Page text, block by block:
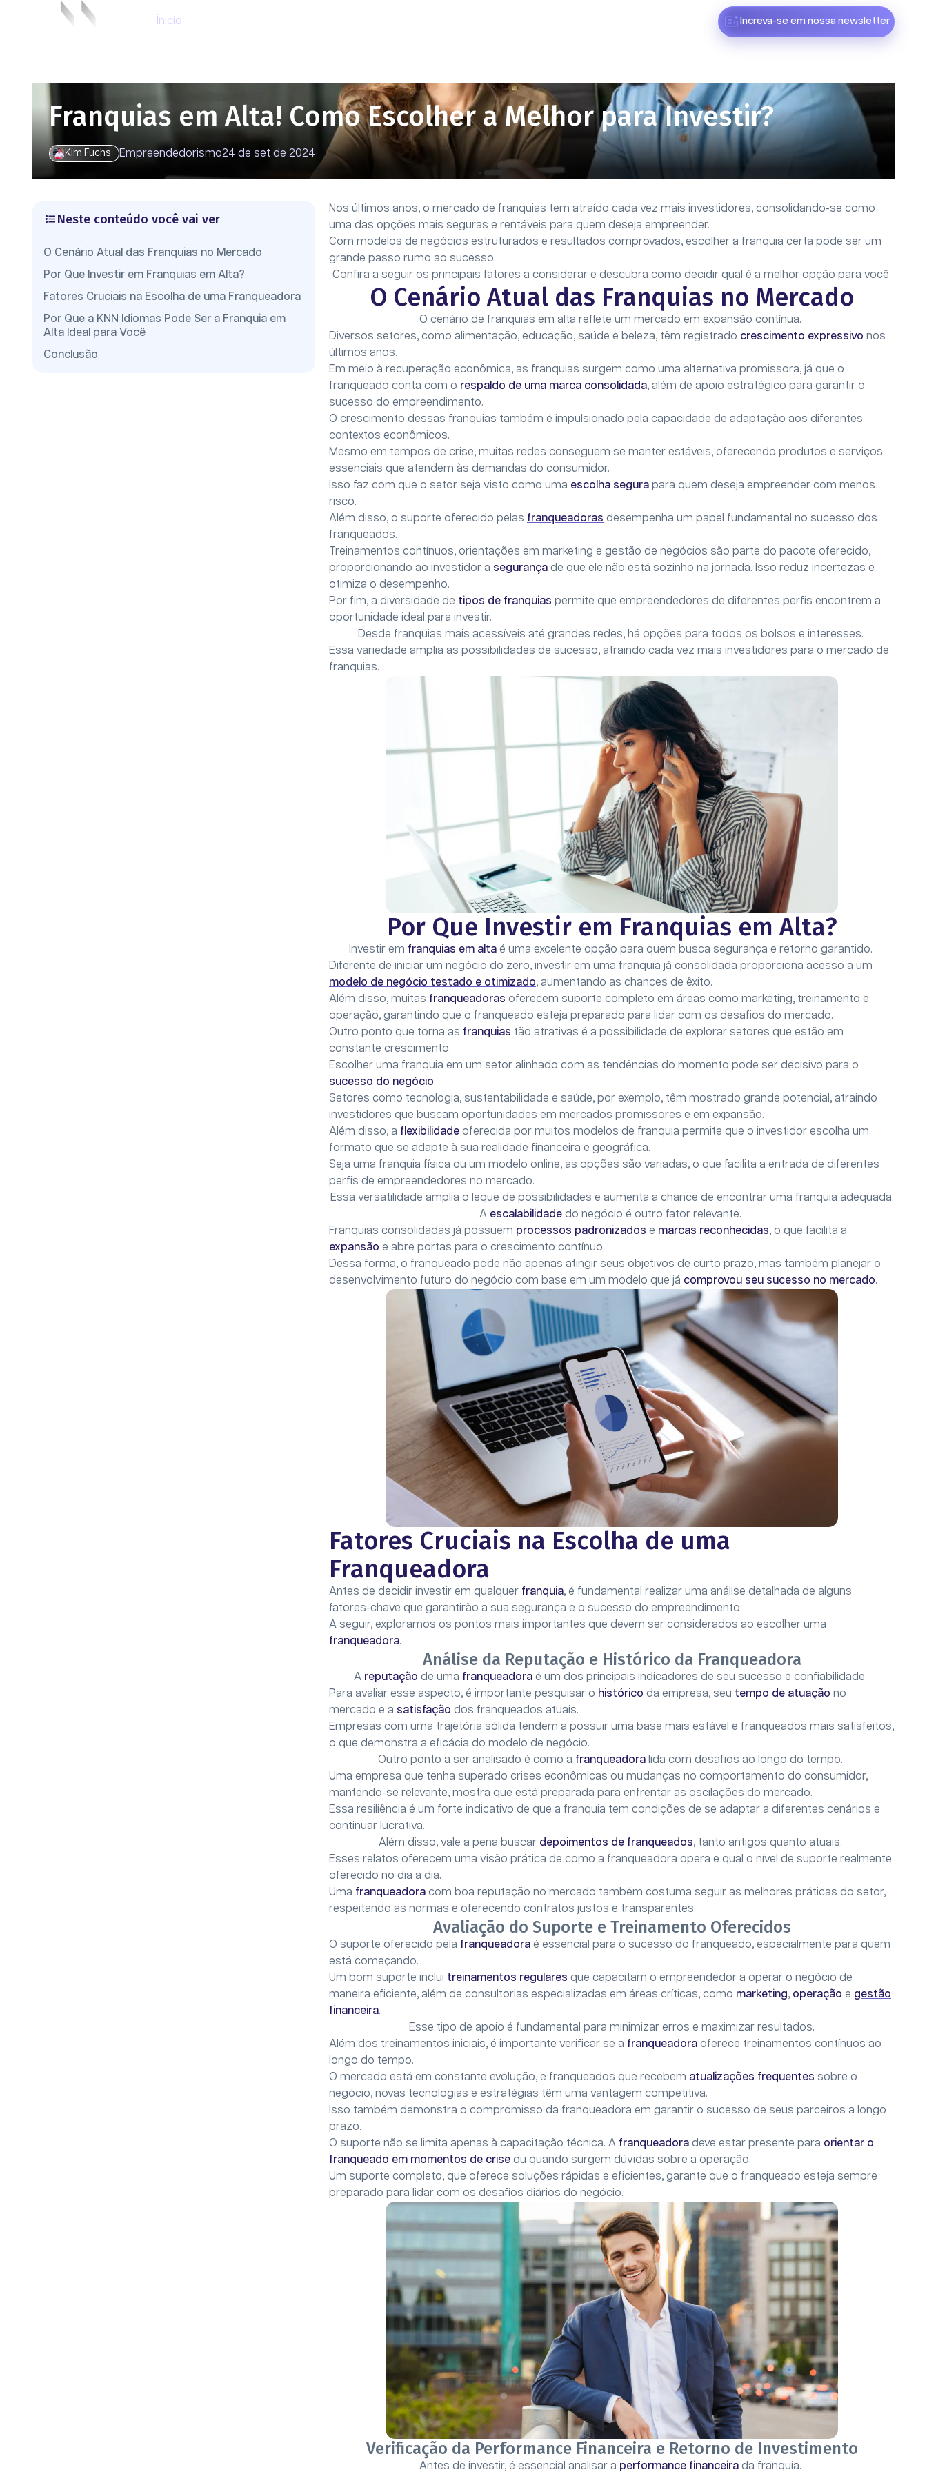
Ínicio Increva-se em nossa newsletter
Franquias em Alta! Como Escolher a Melhor para Investir?
Kim Fuchs Empreendedorismo24 de set de 2024
Neste conteúdo você vai ver
O Cenário Atual das Franquias no Mercado
Por Que Investir em Franquias em Alta?
Fatores Cruciais na Escolha de uma Franqueadora
Por Que a KNN Idiomas Pode Ser a Franquia em
Alta Ideal para Você
Conclusão
Nos últimos anos, o mercado de franquias tem atraído cada vez mais investidores, consolidando-se como
uma das opções mais seguras e rentáveis para quem deseja empreender.
Com modelos de negócios estruturados e resultados comprovados, escolher a franquia certa pode ser um
grande passo rumo ao sucesso.
Confira a seguir os principais fatores a considerar e descubra como decidir qual é a melhor opção para você.
O Cenário Atual das Franquias no Mercado
O cenário de franquias em alta reflete um mercado em expansão contínua.
Diversos setores, como alimentação, educação, saúde e beleza, têm registrado crescimento expressivo nos
últimos anos.
Em meio à recuperação econômica, as franquias surgem como uma alternativa promissora, já que o
franqueado conta com o respaldo de uma marca consolidada, além de apoio estratégico para garantir o
sucesso do empreendimento.
O crescimento dessas franquias também é impulsionado pela capacidade de adaptação aos diferentes
contextos econômicos.
Mesmo em tempos de crise, muitas redes conseguem se manter estáveis, oferecendo produtos e serviços
essenciais que atendem às demandas do consumidor.
Isso faz com que o setor seja visto como uma escolha segura para quem deseja empreender com menos
risco.
Além disso, o suporte oferecido pelas franqueadoras desempenha um papel fundamental no sucesso dos
franqueados.
Treinamentos contínuos, orientações em marketing e gestão de negócios são parte do pacote oferecido,
proporcionando ao investidor a segurança de que ele não está sozinho na jornada. Isso reduz incertezas e
otimiza o desempenho.
Por fim, a diversidade de tipos de franquias permite que empreendedores de diferentes perfis encontrem a
oportunidade ideal para investir.
Desde franquias mais acessíveis até grandes redes, há opções para todos os bolsos e interesses.
Essa variedade amplia as possibilidades de sucesso, atraindo cada vez mais investidores para o mercado de
franquias.
Por Que Investir em Franquias em Alta?
Investir em franquias em altaé uma excelente opção para quem busca segurança e retorno garantido.
Diferente de iniciar um negócio do zero, investir em uma franquia já consolidada proporciona acesso a um
modelo de negócio testado e otimizado, aumentando as chances de êxito.
Além disso, muitas franqueadoras oferecem suporte completo em áreas como marketing, treinamento e
operação, garantindo que o franqueado esteja preparado para lidar com os desafios do mercado.
Outro ponto que torna as franquias tão atrativas é a possibilidade de explorar setores que estão em
constante crescimento.
Escolher uma franquia em um setor alinhado com as tendências do momento pode ser decisivo para o
sucesso do negócio.
Setores como tecnologia, sustentabilidade e saúde, por exemplo, têm mostrado grande potencial, atraindo
investidores que buscam oportunidades em mercados promissores e em expansão.
Além disso, a flexibilidade oferecida por muitos modelos de franquia permite que o investidor escolha um
formato que se adapte à sua realidade financeira e geográfica.
Seja uma franquia física ou um modelo online, as opções são variadas, o que facilita a entrada de diferentes
perfis de empreendedores no mercado.
Essa versatilidade amplia o leque de possibilidades e aumenta a chance de encontrar uma franquia adequada.
A escalabilidade do negócio é outro fator relevante.
Franquias consolidadas já possuem processos padronizados e marcas reconhecidas, o que facilita a
expansão e abre portas para o crescimento contínuo.
Dessa forma, o franqueado pode não apenas atingir seus objetivos de curto prazo, mas também planejar o
desenvolvimento futuro do negócio com base em um modelo que já comprovou seu sucesso no mercado.
Fatores Cruciais na Escolha de uma
Franqueadora
Antes de decidir investir em qualquer franquia, é fundamental realizar uma análise detalhada de alguns
fatores-chave que garantirão a sua segurança e o sucesso do empreendimento.
A seguir, exploramos os pontos mais importantes que devem ser considerados ao escolher uma
franqueadora.
Análise da Reputação e Histórico da Franqueadora
A reputação de uma franqueadora é um dos principais indicadores de seu sucesso e confiabilidade.
Para avaliar esse aspecto, é importante pesquisar o histórico da empresa, seu tempo de atuação no
mercado e a satisfação dos franqueados atuais.
Empresas com uma trajetória sólida tendem a possuir uma base mais estável e franqueados mais satisfeitos,
o que demonstra a eficácia do modelo de negócio.
Outro ponto a ser analisado é como a franqueadora lida com desafios ao longo do tempo.
Uma empresa que tenha superado crises econômicas ou mudanças no comportamento do consumidor,
mantendo-se relevante, mostra que está preparada para enfrentar as oscilações do mercado.
Essa resiliência é um forte indicativo de que a franquia tem condições de se adaptar a diferentes cenários e
continuar lucrativa.
Além disso, vale a pena buscar depoimentos de franqueados, tanto antigos quanto atuais.
Esses relatos oferecem uma visão prática de como a franqueadora opera e qual o nível de suporte realmente
oferecido no dia a dia.
Uma franqueadora com boa reputação no mercado também costuma seguir as melhores práticas do setor,
respeitando as normas e oferecendo contratos justos e transparentes.
Avaliação do Suporte e Treinamento Oferecidos
O suporte oferecido pela franqueadora é essencial para o sucesso do franqueado, especialmente para quem
está começando.
Um bom suporte inclui treinamentos regulares que capacitam o empreendedor a operar o negócio de
maneira eficiente, além de consultorias especializadas em áreas críticas, como marketing, operação e gestão
financeira.
Esse tipo de apoio é fundamental para minimizar erros e maximizar resultados.
Além dos treinamentos iniciais, é importante verificar se a franqueadora oferece treinamentos contínuos ao
longo do tempo.
O mercado está em constante evolução, e franqueados que recebem atualizações frequentes sobre o
negócio, novas tecnologias e estratégias têm uma vantagem competitiva.
Isso também demonstra o compromisso da franqueadora em garantir o sucesso de seus parceiros a longo
prazo.
O suporte não se limita apenas à capacitação técnica. A franqueadora deve estar presente para orientar o
franqueado em momentos de crise ou quando surgem dúvidas sobre a operação.
Um suporte completo, que oferece soluções rápidas e eficientes, garante que o franqueado esteja sempre
preparado para lidar com os desafios diários do negócio.
Verificação da Performance Financeira e Retorno de Investimento
Antes de investir, é essencial analisar a performance financeira da franquia.